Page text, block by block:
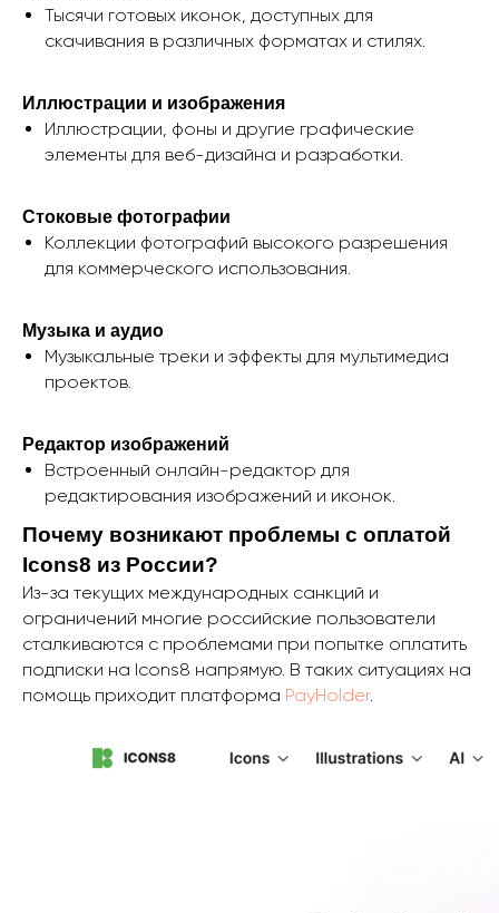
Тысячи готовых иконок, доступных для
скачивания в различных форматах и стилях.
Иллюстрации и изображения
Иллюстрации, фоны и другие графические
элементы для веб-дизайна и разработки.
Стоковые фотографии
Коллекции фотографий высокого разрешения
для коммерческого использования.
Музыка и аудио
Музыкальные треки и эффекты для мультимедиа
проектов.
Редактор изображений
Встроенный онлайн-редактор для
редактирования изображений и иконок.
Почему возникают проблемы с оплатой
Icons8 из России?
Из-за текущих международных санкций и
ограничений многие российские пользователи
сталкиваются с проблемами при попытке оплатить
подписки на Icons8 напрямую. В таких ситуациях на
помощь приходит платформа PayHolder.